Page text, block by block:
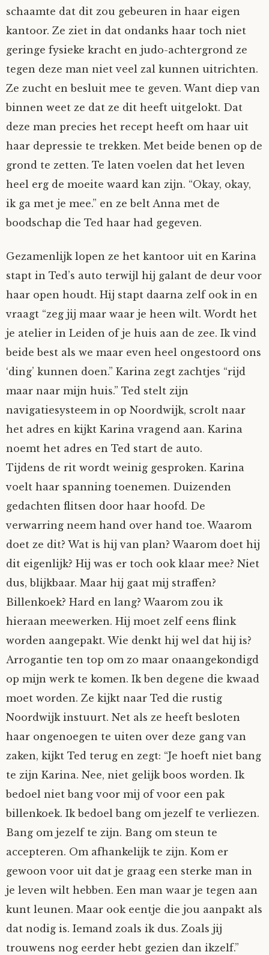
schaamte dat dit zou gebeuren in haar eigen
kantoor. Ze ziet in dat ondanks haar toch niet
geringe fysieke kracht en judo-achtergrond ze
tegen deze man niet veel zal kunnen uitrichten.
Ze zucht en besluit mee te geven. Want diep van
binnen weet ze dat ze dit heeft uitgelokt. Dat
deze man precies het recept heeft om haar uit
haar depressie te trekken. Met beide benen op de
grond te zetten. Te laten voelen dat het leven
heel erg de moeite waard kan zijn. “Okay, okay,
ik ga met je mee.” en ze belt Anna met de
boodschap die Ted haar had gegeven.
Gezamenlijk lopen ze het kantoor uit en Karina
stapt in Ted’s auto terwijl hij galant de deur voor
haar open houdt. Hij stapt daarna zelf ook in en
vraagt “zeg jij maar waar je heen wilt. Wordt het
je atelier in Leiden of je huis aan de zee. Ik vind
beide best als we maar even heel ongestoord ons
‘ding’ kunnen doen.” Karina zegt zachtjes “rijd
maar naar mijn huis.” Ted stelt zijn
navigatiesysteem in op Noordwijk, scrolt naar
het adres en kijkt Karina vragend aan. Karina
noemt het adres en Ted start de auto.
Tijdens de rit wordt weinig gesproken. Karina
voelt haar spanning toenemen. Duizenden
gedachten flitsen door haar hoofd. De
verwarring neem hand over hand toe. Waarom
doet ze dit? Wat is hij van plan? Waarom doet hij
dit eigenlijk? Hij was er toch ook klaar mee? Niet
dus, blijkbaar. Maar hij gaat mij straffen?
Billenkoek? Hard en lang? Waarom zou ik
hieraan meewerken. Hij moet zelf eens flink
worden aangepakt. Wie denkt hij wel dat hij is?
Arrogantie ten top om zo maar onaangekondigd
op mijn werk te komen. Ik ben degene die kwaad
moet worden. Ze kijkt naar Ted die rustig
Noordwijk instuurt. Net als ze heeft besloten
haar ongenoegen te uiten over deze gang van
zaken, kijkt Ted terug en zegt: “Je hoeft niet bang
te zijn Karina. Nee, niet gelijk boos worden. Ik
bedoel niet bang voor mij of voor een pak
billenkoek. Ik bedoel bang om jezelf te verliezen.
Bang om jezelf te zijn. Bang om steun te
accepteren. Om afhankelijk te zijn. Kom er
gewoon voor uit dat je graag een sterke man in
je leven wilt hebben. Een man waar je tegen aan
kunt leunen. Maar ook eentje die jou aanpakt als
dat nodig is. Iemand zoals ik dus. Zoals jij
trouwens nog eerder hebt gezien dan ikzelf.”